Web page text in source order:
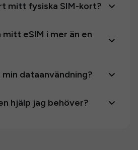
mitt fysiska SIM-kort?
mitt eSIM i mer än en
dataanvändning?
hjälp jag behöver?